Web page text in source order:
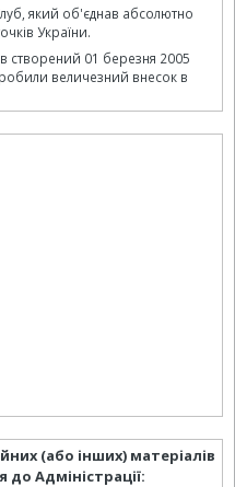
який об'єднав абсолютно
України.
створений 01 березня 2005
величезний внесок в
(або інших) матеріалів
Адміністрації: